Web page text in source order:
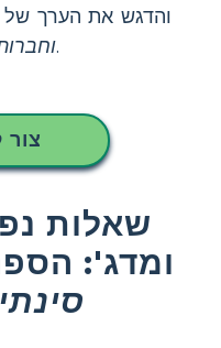
והדגש את הערך
בחייהם.
צור
שאלות
ומדג':